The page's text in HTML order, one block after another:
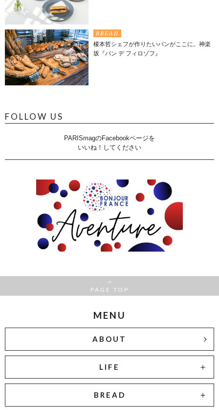
BREAD
榎本哲シェフが作りたいパンがここに。神楽
坂『パン デ フィロゾフ』
FOLLOW US
PARISmagのFacebookページを
いいね！してください
PAGE TOP
MENU
ABOUT
LIFE
BREAD